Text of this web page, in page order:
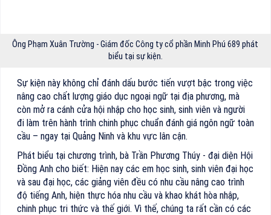
Ông Phạm Xuân Trường - Giám đốc Công ty cổ phần Minh Phú 689 phát
biểu tại sự kiện.
Sự kiện này không chỉ đánh dấu bước tiến vượt bậc trong việc
nâng cao chất lượng giáo dục ngoại ngữ tại địa phương, mà
còn mở ra cánh cửa hội nhập cho học sinh, sinh viên và người
đi làm trên hành trình chinh phục chuẩn đánh giá ngôn ngữ toàn
cầu – ngay tại Quảng Ninh và khu vực lân cận.
Phát biểu tại chương trình, bà Trần Phương Thúy - đại diện Hội
Đồng Anh cho biết: Hiện nay các em học sinh, sinh viên đại học
và sau đại học, các giảng viên đều có nhu cầu nâng cao trình
độ tiếng Anh, hiện thực hóa nhu cầu và khao khát hòa nhập,
chinh phục tri thức và thế giới. Vì thế, chúng ta rất cần có các